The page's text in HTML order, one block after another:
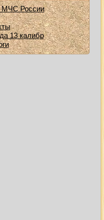
России
13 калибр